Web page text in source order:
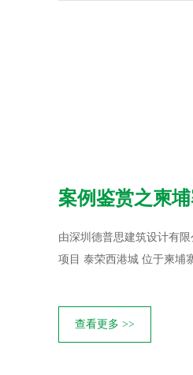
案例鉴赏之柬
由深圳德普思建筑设计有
项目 泰荣西港城 位于柬埔
查看更多 >>